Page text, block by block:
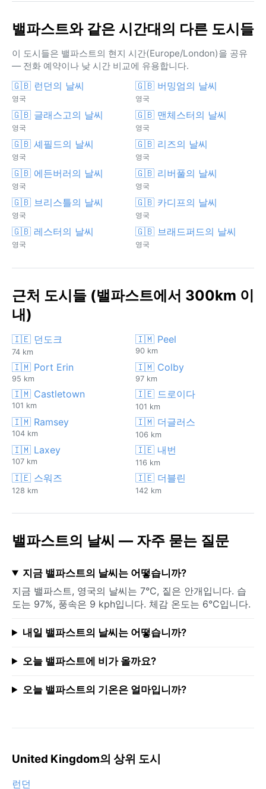
밸파스트와 같은 시간대의 다른 도시들
이 도시들은 밸파스트의 현지 시간(Europe/London)을 공유
— 전화 예약이나 낮 시간 비교에 유용합니다.
🇬🇧 런던의 날씨
영국
🇬🇧 버밍엄의 날씨
영국
🇬🇧 글래스고의 날씨
영국
🇬🇧 맨체스터의 날씨
영국
🇬🇧 셰필드의 날씨
영국
🇬🇧 리즈의 날씨
영국
🇬🇧 에든버러의 날씨
영국
🇬🇧 리버풀의 날씨
영국
🇬🇧 브리스틀의 날씨
영국
🇬🇧 카디프의 날씨
영국
🇬🇧 레스터의 날씨
영국
🇬🇧 브래드퍼드의 날씨
영국
근처 도시들 (밸파스트에서 300km 이
내)
🇮🇪 던도크
74 km
🇮🇲 Peel
90 km
🇮🇲 Port Erin
95 km
🇮🇲 Colby
97 km
🇮🇲 Castletown
101 km
🇮🇪 드로이다
101 km
🇮🇲 Ramsey
104 km
🇮🇲 더글러스
106 km
🇮🇲 Laxey
107 km
🇮🇪 내번
116 km
🇮🇪 스워즈
128 km
🇮🇪 더블린
142 km
밸파스트의 날씨 — 자주 묻는 질문
지금 밸파스트의 날씨는 어떻습니까?
지금 밸파스트, 영국의 날씨는 7°C, 짙은 안개입니다. 습
도는 97%, 풍속은 9 kph입니다. 체감 온도는 6°C입니다.
내일 밸파스트의 날씨는 어떻습니까?
오늘 밸파스트에 비가 올까요?
오늘 밸파스트의 기온은 얼마입니까?
United Kingdom의 상위 도시
런던